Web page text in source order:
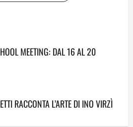
MEETING: DAL 16 AL 20
RACCONTA L’ARTE DI INO VIRZÌ